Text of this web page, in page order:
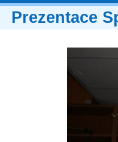
Prezentace